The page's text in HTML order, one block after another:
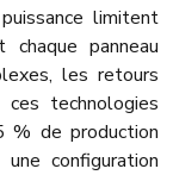
limitent
panneau
les retours
technologies
% de production
configuration